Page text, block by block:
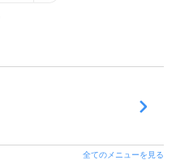
全てのメニューを見る